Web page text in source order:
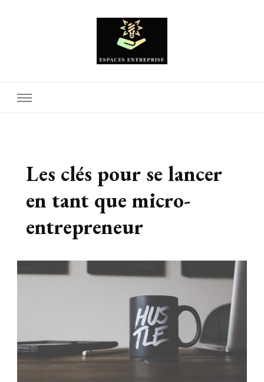
Les clés pour se lancer
en tant que micro-
entrepreneur